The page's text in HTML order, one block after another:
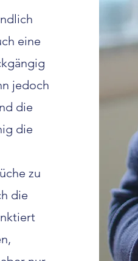
eine
jedoch
die
die
zu
die